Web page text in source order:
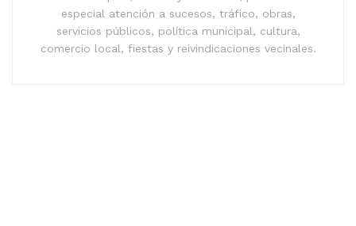
especial atención a sucesos, tráfico, obras,
servicios públicos, política municipal, cultura,
comercio local, fiestas y reivindicaciones vecinales.